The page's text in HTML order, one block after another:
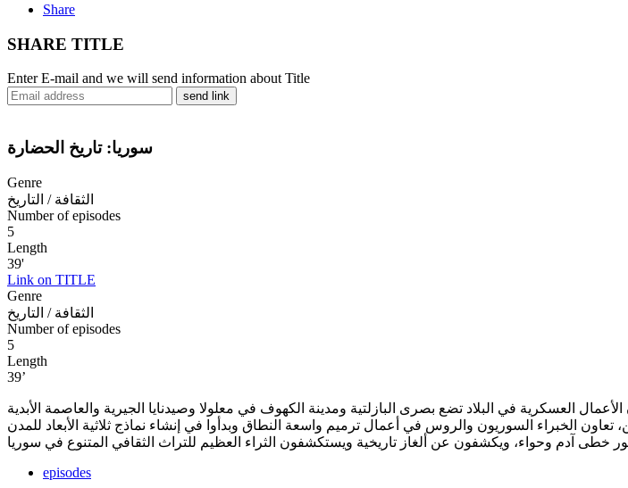
Share
SHARE TITLE
Enter E-mail and we will send information about Title
send link
سوريا: تاريخ الحضارة
Genre
الثقافة / التاريخ
Number of episodes
5
Length
39'
Link on TITLE
Genre
الثقافة / التاريخ
Number of episodes
5
Length
39’
العسكرية في البلاد تضع بصرى البازلتية ومدينة الكهوف في معلولا وصيدنايا الجيرية والعاصمة الأبدية
الخبراء السوريون والروس في أعمال ترميم واسعة النطاق وبدأوا في إنشاء نماذج ثلاثية الأبعاد للمدن
episodes